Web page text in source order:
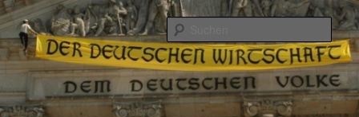
Reizzentrum
Politik, Wirtschaft, Soziales und Gesellschaft